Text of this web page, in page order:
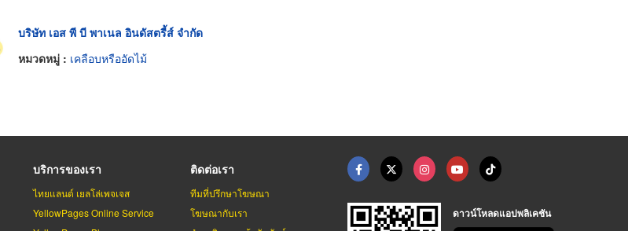
บริษัท เอส พี บี พาเนล อินดัสตรี้ส์ จำกัด
หมวดหมู่ : เคลือบหรืออัดไม้
บริการของเรา
ไทยแลนด์ เยลโล่เพจเจส
YellowPages Online Service
ติดต่อเรา
ทีมที่ปรึกษาโฆษณา
โฆษณากับเรา
ดาวน์โหลดแอปพลิเคชัน